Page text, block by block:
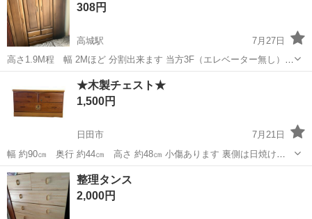
308円
高城駅
7月27日
高さ1.9M程 幅 2Mほど 分割出来ます 当方3F（エレベーター無し）迄
引取りに来て頂ける方、お願いします。
高城駅 収納家具
★木製チェスト★
1,500円
日田市
7月21日
幅 約90㎝ 奥行 約44㎝ 高さ 約48㎝ 小傷あります 裏側は日焼けあ
ります 引き出しは少し固いです ⚠️お取引について⚠️ ・お取引場所は
弊社倉庫です（日田市中釣町） ・お引き取り日時の早い方を優先さ
せ...
大分 日田市 収納家具
整理タンス
2,000円